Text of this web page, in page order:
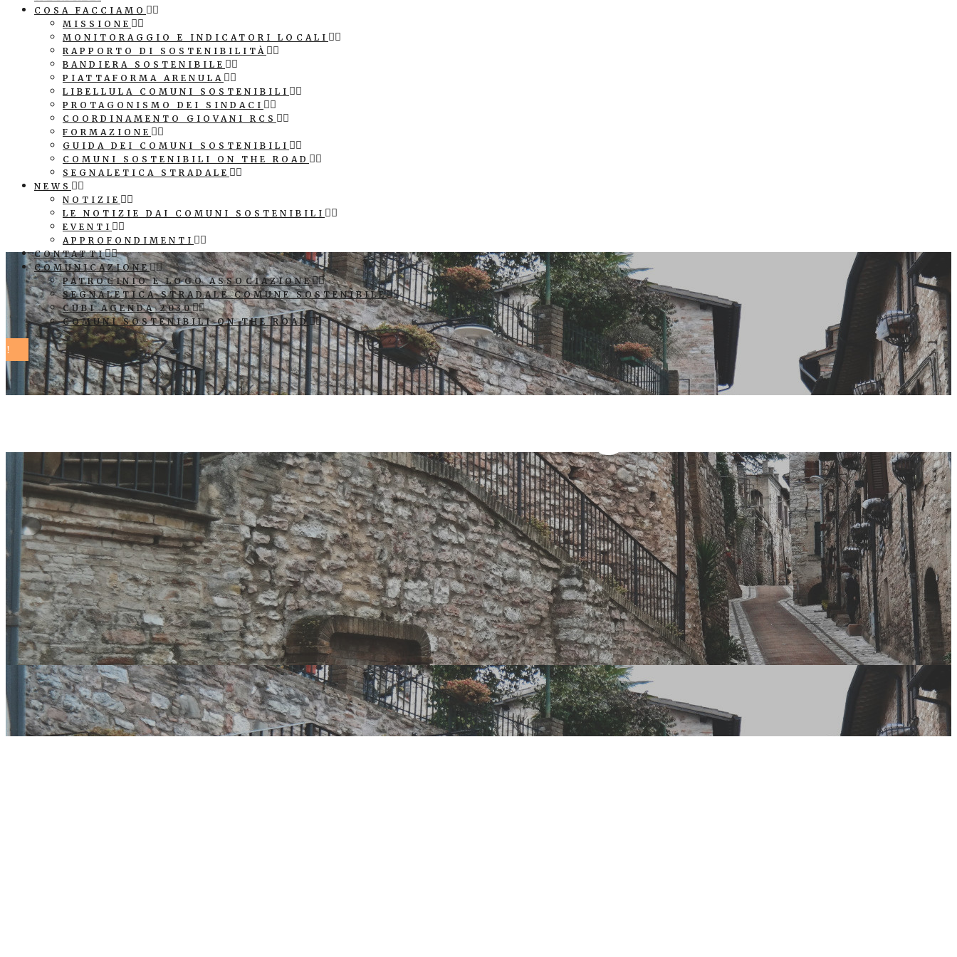
COSA FACCIAMO
MISSIONE
MONITORAGGIO E INDICATORI LOCALI
RAPPORTO DI SOSTENIBILITÀ
BANDIERA SOSTENIBILE
PIATTAFORMA ARENULA
LIBELLULA COMUNI SOSTENIBILI
PROTAGONISMO DEI SINDACI
COORDINAMENTO GIOVANI RCS
FORMAZIONE
GUIDA DEI COMUNI SOSTENIBILI
COMUNI SOSTENIBILI ON THE ROAD
SEGNALETICA STRADALE
NEWS
NOTIZIE
LE NOTIZIE DAI COMUNI SOSTENIBILI
EVENTI
APPROFONDIMENTI
CONTATTI
COMUNICAZIONE
PATROCINIO E LOGO ASSOCIAZIONE
SEGNALETICA STRADALE COMUNE SOSTENIBILE
CUBI AGENDA 2030
COMUNI SOSTENIBILI ON THE ROAD